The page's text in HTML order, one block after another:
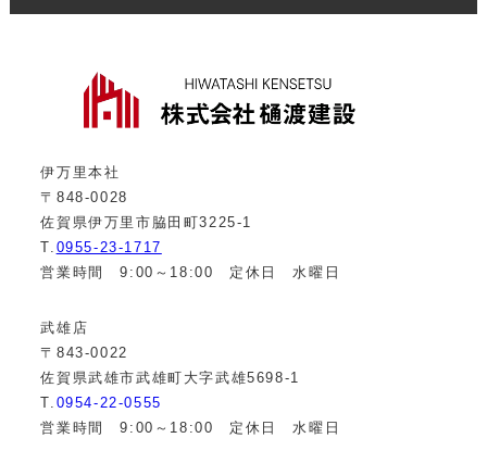
伊万里本社
〒848-0028
佐賀県伊万里市脇田町3225-1
T. 0955-23-1717
営業時間 9:00～18:00 定休日 水曜日
武雄店
〒843-0022
佐賀県武雄市武雄町大字武雄5698-1
T. 0954-22-0555
営業時間 9:00～18:00 定休日 水曜日